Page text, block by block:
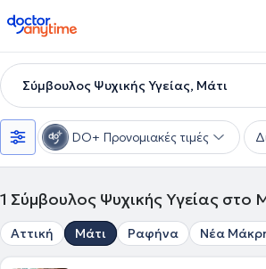
doctoranytime
Σύμβουλος Ψυχικής Υγείας, Μάτι
DO+ Προνομιακές τιμές
1 Σύμβουλος Ψυχικής Υγείας στο
Αττική Μάτι Ραφήνα Νέα